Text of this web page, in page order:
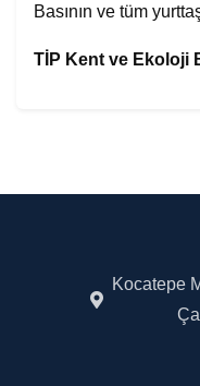
Basının ve tüm
TİP Kent ve Ekoloji
Kocatepe